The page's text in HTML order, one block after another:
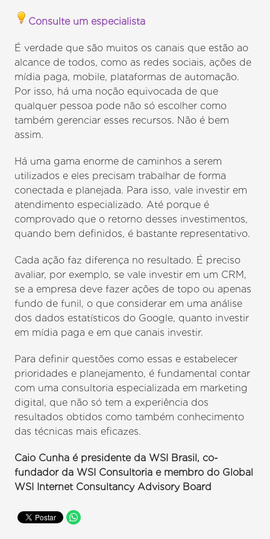
Consulte um especialista
É verdade que são muitos os canais que estão ao
alcance de todos, como as redes sociais, ações de
mídia paga, mobile, plataformas de automação.
Por isso, há uma noção equivocada de que
qualquer pessoa pode não só escolher como
também gerenciar esses recursos. Não é bem
assim.
Há uma gama enorme de caminhos a serem
utilizados e eles precisam trabalhar de forma
conectada e planejada. Para isso, vale investir em
atendimento especializado. Até porque é
comprovado que o retorno desses investimentos,
quando bem definidos, é bastante representativo.
Cada ação faz diferença no resultado. É preciso
avaliar, por exemplo, se vale investir em um CRM,
se a empresa deve fazer ações de topo ou apenas
fundo de funil, o que considerar em uma análise
dos dados estatísticos do Google, quanto investir
em mídia paga e em que canais investir.
Para definir questões como essas e estabelecer
prioridades e planejamento, é fundamental contar
com uma consultoria especializada em marketing
digital, que não só tem a experiência dos
resultados obtidos como também conhecimento
das técnicas mais eficazes.
Caio Cunha é presidente da WSI Brasil, co-
fundador da WSI Consultoria e membro do Global
WSI Internet Consultancy Advisory Board